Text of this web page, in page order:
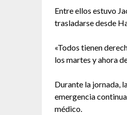
Entre ellos estuvo
trasladarse desde
«Todos tienen
los martes y ahora
Durante la jornada,
emergencia
médico.